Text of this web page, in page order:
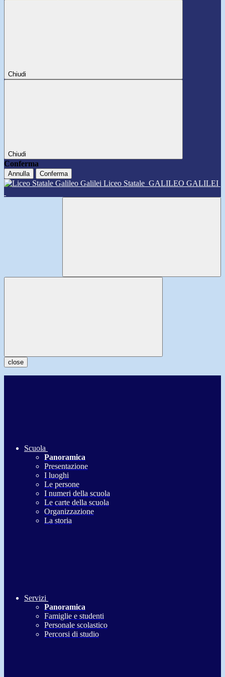
Chiudi
Chiudi
Conferma
Annulla Conferma
Liceo Statale GALILEO GALILEI
close
Scuola
Panoramica
Presentazione
I luoghi
Le persone
I numeri della scuola
Le carte della scuola
Organizzazione
La storia
Servizi
Panoramica
Famiglie e studenti
Personale scolastico
Percorsi di studio